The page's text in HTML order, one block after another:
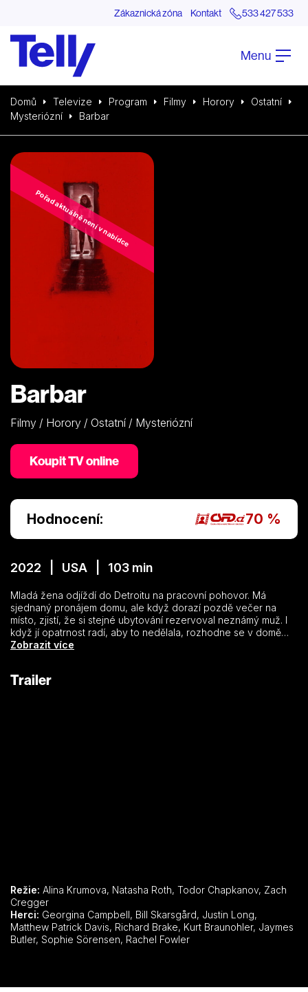
Zákaznická zóna Kontakt 533 427 533
Menu
Domů Televize Program Filmy Horory
Ostatní
Mysteriózní
Barbar
Pořad aktuálně není v nabídce
Barbar
Filmy / Horory / Ostatní / Mysteriózní
Koupit TV online
Hodnocení: 70 %
2022 | USA | 103 min
Mladá žena odjíždí do Detroitu na pracovní pohovor. Má
sjednaný pronájem domu, ale když dorazí pozdě večer na
místo, zjistí, že si stejné ubytování rezervoval neznámý muž. I
když jí opatrnost radí, aby to nedělala, rozhodne se v domě
strávit noc. Brzy jí dojde, že neočekávaný spolubydlící není
Zobrazit více
Trailer
Režie: Alina Krumova, Natasha Roth, Todor Chapkanov, Zach
Cregger
Herci:
Matthew Patrick Davis, Richard Brake, Kurt Braunohler, Jaymes
Butler, Sophie Sörensen, Rachel Fowler